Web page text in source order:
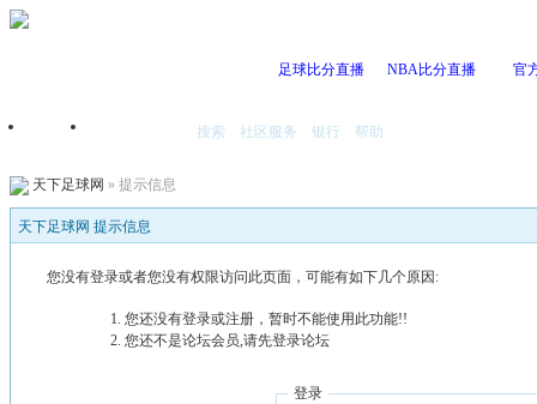
足球比分直播 NBA比分直播 官
首页 搜索 社区服务 银行 帮助
天下足球网 » 提示信息
天下足球网 提示信息
您没有登录或者您没有权限访问此页面，可能有如下几个原因:
您还没有登录或注册，暂时不能使用此功能!!
您还不是论坛会员,请先登录论坛
登录